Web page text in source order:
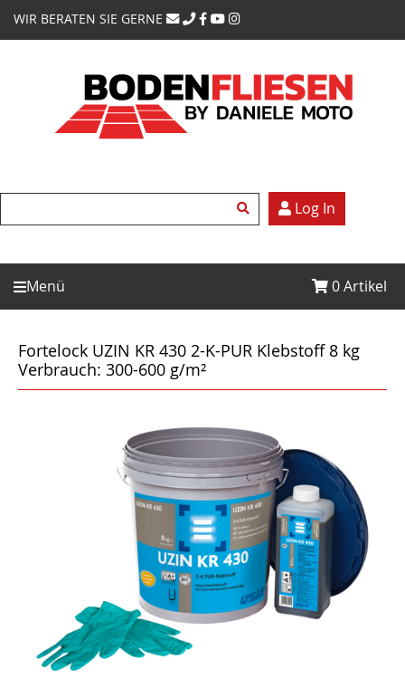
WIR BERATEN SIE GERNE
Log In
Menü 0Artikel
Fortelock UZIN KR 430 2-K-PUR Klebstoff 8 kg
Verbrauch: 300-600 g/m²